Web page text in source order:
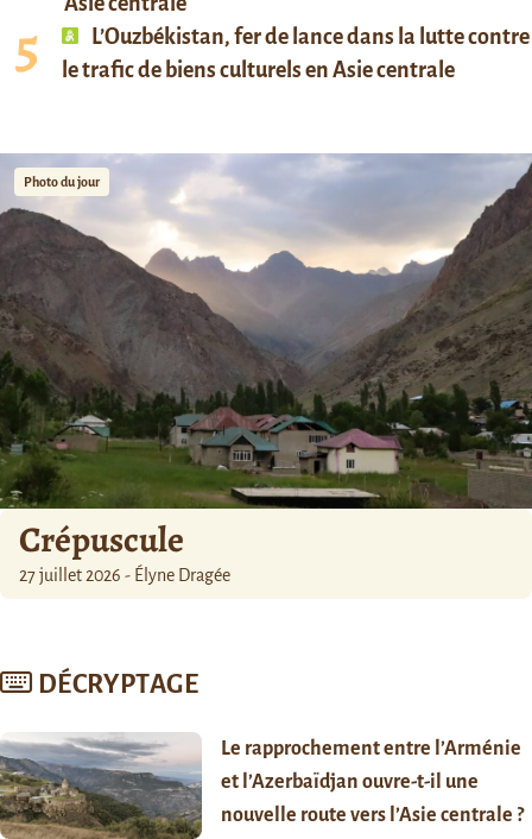
L’Ouzbékistan, fer de lance dans la lutte contre
le trafic de biens culturels en Asie centrale
Photo du jour
Crépuscule
27 juillet 2026 - Élyne Dragée
DÉCRYPTAGE
Le rapprochement entre l’Arménie
et l’Azerbaïdjan ouvre-t-il une
nouvelle route vers l’Asie centrale ?